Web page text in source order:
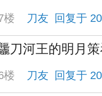
楼 刀友 回复于
刀河王的明月
楼 刀友 回复于